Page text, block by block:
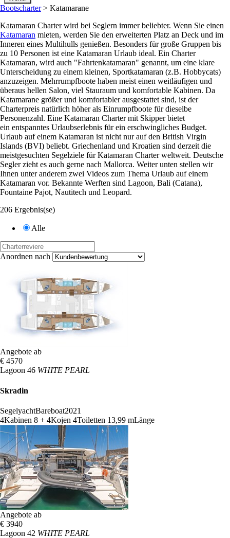
Bootscharter> Katamarane
Katamaran Charter wird bei Seglern immer beliebter. Wenn Sie einen
Katamaran mieten, werden Sie den erweiterten Platz an Deck und im
Inneren eines Multihulls genießen. Besonders für große Gruppen bis
zu 10 Personen ist eine Katamaran Urlaub ideal. Ein Charter
Katamaran, wird auch "Fahrtenkatamaran" genannt, um eine klare
Unterscheidung zu einem kleinen, Sportkatamaran (z.B. Hobbycats)
anzuzeigen. Mehrrumpfboote haben meist einen weitläufigen und
überaus hellen Salon, viel Stauraum und komfortable Kabinen. Da
Katamarane größer und komfortabler ausgestattet sind, ist der
Charterpreis natürlich höher als Einrumpfboote für dieselbe
Personenzahl. Eine Katamaran Charter mit Skipper bietet
ein entspanntes Urlaubserlebnis für ein erschwingliches Budget.
Urlaub auf einem Katamaran ist nicht nur auf den British Virgin
Islands (BVI) beliebt. Griechenland und Kroatien sind derzeit die
meistgesuchten Segelziele für Katamaran Charter weltweit. Deutsche
Segler zieht es auch gerne nach Mallorca. Weiter unten stellen wir
Ihnen unter anderem zwei Videos zum Thema Urlaub auf einem
Katamaran vor. Bekannte Werften sind Lagoon, Bali (Catana),
Fountaine Pajot, Nautitech und Leopard.
206 Ergebnis(se)
Alle
Anordnen nach
Angebote ab
€ 4570
Lagoon 46 WHITE PEARL
Skradin
SegelyachtBareboat2021
4Kabinen 8 + 4Kojen 4Toiletten 13,99 mLänge
Angebote ab
€ 3940
Lagoon 42 WHITE PEARL